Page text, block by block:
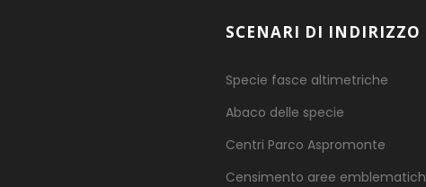
SCENARI DI INDIRIZZO
Specie fasce altimetriche
Abaco delle specie
Centri Parco Aspromonte
Censimento aree